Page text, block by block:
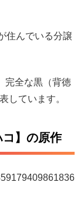
住んでいる分譲
完全な黒（背徳
しています。
コ】の原作